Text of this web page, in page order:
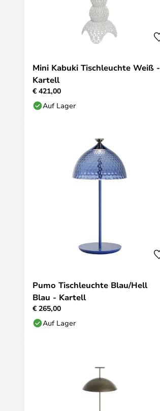
Mini Kabuki Tischleuchte Weiß -
Kartell
€ 421,00
Auf Lager
Pumo Tischleuchte Blau/Hell
Blau - Kartell
€ 265,00
Auf Lager